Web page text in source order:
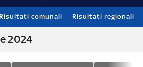
Risultati comunali Risultati regionali
2024